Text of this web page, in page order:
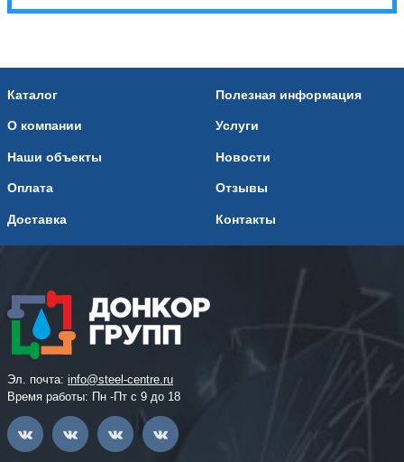
Каталог
О компании
Наши объекты
Оплата
Доставка
Полезная информация
Услуги
Новости
Отзывы
Контакты
Эл. почта: info@steel-centre.ru
Время работы: Пн -Пт с 9 до 18